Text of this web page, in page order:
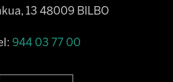
13 48009 BILBO
944 03 77 00